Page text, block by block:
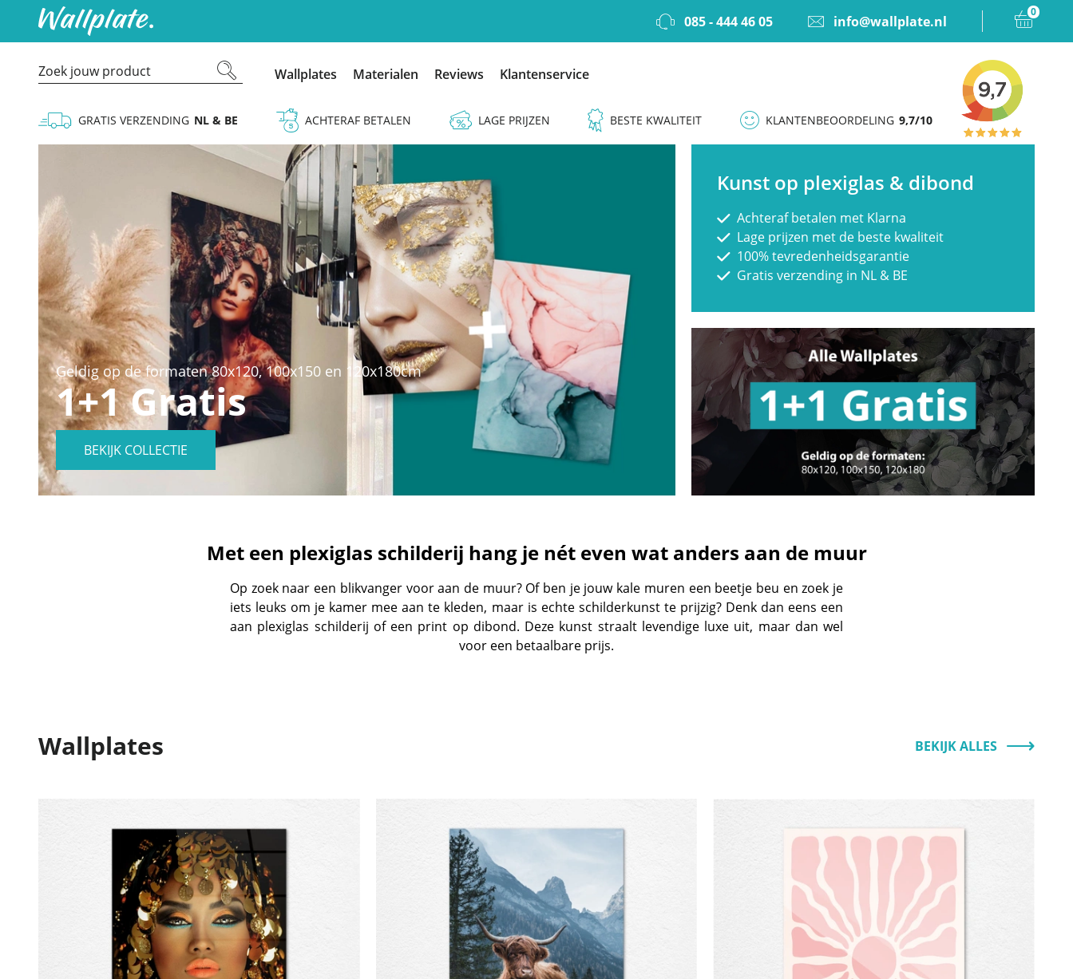
085 - 444 46 05 info@wallplate.nl
0
Wallplates Materialen Reviews Klantenservice
GRATIS VERZENDING NL & BE ACHTERAF BETALEN LAGE PRIJZEN BESTE KWALITEIT KLANTENBEOORDELING 9,7/10
Geldig op de formaten 80x120, 100x150 en 120x180cm
1+1 Gratis
BEKIJK COLLECTIE
Kunst op plexiglas & dibond
Achteraf betalen met Klarna
Lage prijzen met de beste kwaliteit
100% tevredenheidsgarantie
Gratis verzending in NL & BE
Met een plexiglas schilderij hang je nét even wat anders aan de muur
Op zoek naar een blikvanger voor aan de muur? Of ben je jouw kale muren een beetje beu en zoek je
iets leuks om je kamer mee aan te kleden, maar is echte schilderkunst te prijzig? Denk dan eens een
aan plexiglas schilderij of een print op dibond. Deze kunst straalt levendige luxe uit, maar dan wel
voor een betaalbare prijs.
Wallplates BEKIJK ALLES